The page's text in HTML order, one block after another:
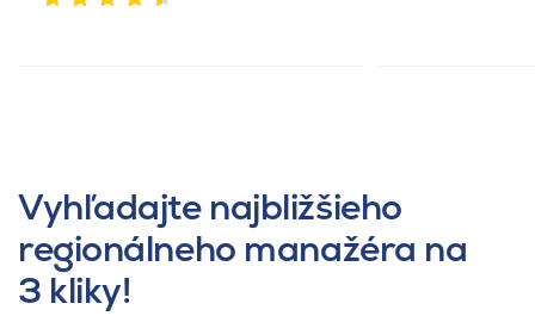
Vyhľadajte najbližšieho
regionálneho manažéra na
3 kliky!